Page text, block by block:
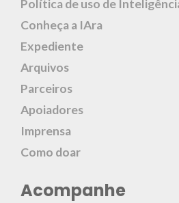
Política de uso de
Conheça a IAra
Expediente
Arquivos
Parceiros
Apoiadores
Imprensa
Como doar
Acompanhe